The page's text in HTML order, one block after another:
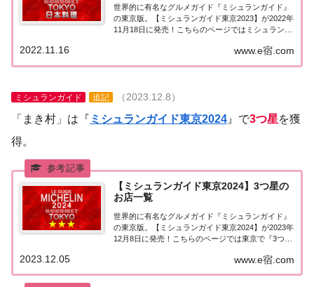
世界的に有名なグルメガイド『ミシュランガイド』
の東京版。【ミシュランガイド東京2023】が2022年
11月18日に発売！こちらのページではミシュラン東
にまとめました。ミシュラン東京2023「日本料理」
www.e宿.com
2022.11.16
ミシュランガイド 追記 （2023.12.8）
「まき村」は『 ミシュランガイド東京2024 』で3つ星を獲
得。
【ミシュランガイド東京2024】3つ星の
お店一覧
世界的に有名なグルメガイド『ミシュランガイド』
の東京版。【ミシュランガイド東京2024】が2023年
12月8日に発売！こちらのページでは東京で『3つ星
一覧にまとめました。ミシュランガイド東京
2024『3つ星』ミシュランガイド東京202...
www.e宿.com
2023.12.05